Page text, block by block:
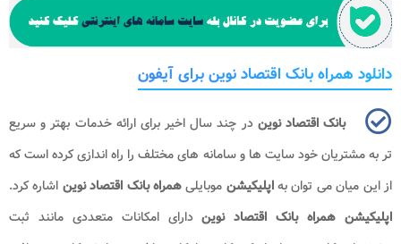
دانلود همراه بانک اقتصاد نوین برای آیفون
بانک اقتصاد نویندر چند سال اخیر برای ارائه خدمات بهتر و سریع
تر به مشتریان خود سایت ها و سامانه های مختلف را راه اندازی کرده است که
از این میان می توان بهاپلیکیشن موبایلیهمراه بانک اقتصاد نوین اشاره کرد.
اپلیکیشن همراه بانک اقتصاد نویندارای امکانات متعددی مانند ثبت